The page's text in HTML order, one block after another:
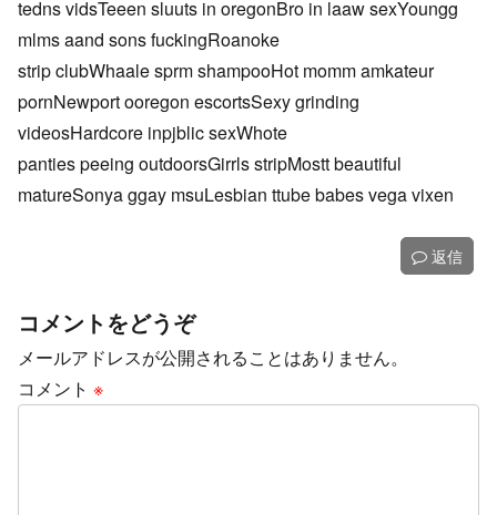
tedns vidsTeeen sluuts in oregonBro in laaw sexYoungg
mlms aand sons fuckingRoanoke
strip clubWhaale sprm shampooHot momm amkateur
pornNewport ooregon escortsSexy grinding
videosHardcore inpjblic sexWhote
panties peeing outdoorsGirrls stripMostt beautiful
matureSonya ggay msuLesbian ttube babes vega vixen
返信
コメントをどうぞ
メールアドレスが公開されることはありません。
コメント ※